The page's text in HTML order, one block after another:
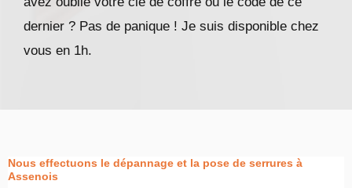
dernier ? Pas de panique ! Je suis disponible chez
vous en 1h.
Nous effectuons le dépannage et la pose de serrures à
Assenois